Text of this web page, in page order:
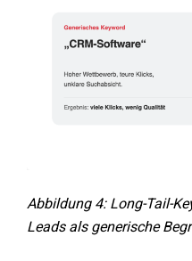
Abbildung 4: Long-Tail-
Leads als generische